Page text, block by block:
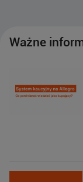
Ważne